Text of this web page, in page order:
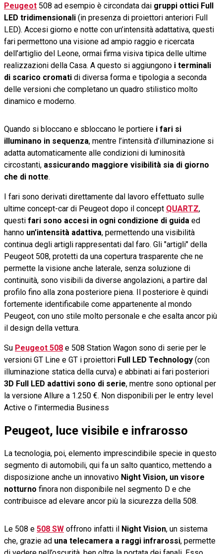
Peugeot 508 ad esempio è circondata dai gruppi ottici Full
LED tridimensionali (in presenza di proiettori anteriori Full
LED). Accesi giorno e notte con un’intensità adattativa, questi
fari permettono una visione ad ampio raggio e ricercata
dell’artiglio del Leone, ormai firma visiva tipica delle ultime
realizzazioni della Casa. A questo si aggiungono i terminali
di scarico cromati di diversa forma e tipologia a seconda
delle versioni che completano un quadro stilistico molto
dinamico e moderno.
Quando si bloccano e sbloccano le portiere i fari si
illuminano in sequenza, mentre l’intensità d’illuminazione si
adatta automaticamente alle condizioni di luminosità
circostanti, assicurando maggiore visibilità sia di giorno
che di notte.
I fari sono derivati direttamente dal lavoro effettuato sulle
ultime concept-car di Peugeot dopo il concept QUARTZ,
questi fari sono accesi in ogni condizione di guida ed
hanno un’intensità adattiva, permettendo una visibilità
continua degli artigli rappresentati dal faro. Gli "artigli" della
Peugeot 508, protetti da una copertura trasparente che ne
permette la visione anche laterale, senza soluzione di
continuità, sono visibili da diverse angolazioni, a partire dal
profilo fino alla zona posteriore piena. Il posteriore è quindi
fortemente identificabile come appartenente al mondo
Peugeot, con uno stile molto personale e che esalta ancor più
il design della vettura.
Su Peugeot 508 e 508 Station Wagon sono di serie per le
versioni GT Line e GT i proiettori Full LED Technology (con
illuminazione statica della curva) e abbinati ai fari posteriori
3D Full LED adattivi sono di serie, mentre sono optional per
la versione Allure a 1.250 €. Non disponibili per le entry level
Active o l’intermedia Business
Peugeot, luce visibile e infrarosso
La tecnologia, poi, elemento imprescindibile specie in questo
segmento di automobili, qui fa un salto quantico, mettendo a
disposizione anche un innovativo Night Vision, un visore
notturno finora non disponibile nel segmento D e che
contribuisce ad elevare ancor più la sicurezza della 508.
Le 508 e 508 SW offrono infatti il Night Vision, un sistema
che, grazie ad una telecamera a raggi infrarossi, permette